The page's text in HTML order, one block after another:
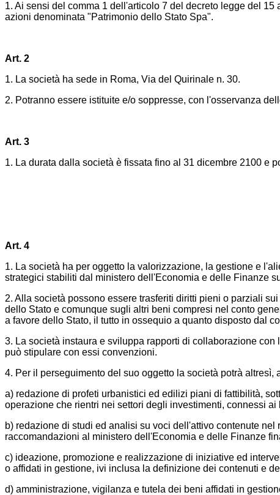
1. Ai sensi del comma 1 dell'articolo 7 del decreto legge del
azioni denominata "Patrimonio dello Stato Spa".
Art. 2
1. La società ha sede in Roma, Via del Quirinale n. 30.
2. Potranno essere istituite e/o soppresse, con l'osservanza
Art. 3
1. La durata dalla società è fissata fino al 31 dicembre 2100 e
Art. 4
1. La società ha per oggetto la valorizzazione, la gestione e
strategici stabiliti dal ministero dell'Economia e delle Finanze
2. Alla società possono essere trasferiti diritti pieni o parziali
dello Stato e comunque sugli altri beni compresi nel conto
a favore dello Stato, il tutto in ossequio a quanto disposto dal
3. La società instaura e sviluppa rapporti di collaborazione
può stipulare con essi convenzioni.
4. Per il perseguimento del suo oggetto la società potrà
a) redazione di profeti urbanistici ed edilizi piani di fattibilità,
operazione che rientri nei settori degli investimenti, connessi
b) redazione di studi ed analisi su voci dell'attivo contenute
raccomandazioni al ministero dell'Economia e delle Finanze
c) ideazione, promozione e realizzazione di iniziative ed
o affidati in gestione, ivi inclusa la definizione dei contenuti e
d) amministrazione, vigilanza e tutela dei beni affidati in